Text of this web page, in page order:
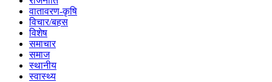
वातावरण-कृषि
विचार/बहस
विशेष
समाचार
समाज
स्थानीय
स्वास्थ्य